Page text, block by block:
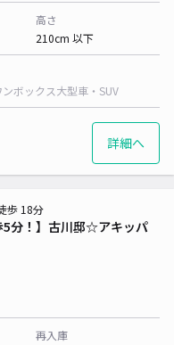
高さ
210cm 以下
ンボックス大型車・SUV
詳細へ
5分！】古川邸☆アキッパ
歩 18分
再入庫